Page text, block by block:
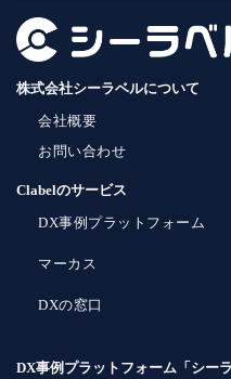
株式会社シーラベルについて
会社概要
お問い合わせ
Clabelのサービス
DX事例プラットフォーム
マーカス
DXの窓口
DX事例プラットフォーム「シーラ